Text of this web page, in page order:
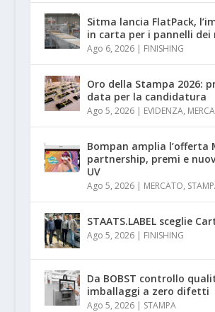
Sitma lancia FlatPack,
in carta per i pannelli dei
Ago 6, 2026| FINISHING
Oro della Stampa 2026:
data per la candidatura
Ago 5, 2026| EVIDENZA,
Bompan amplia l’offerta
partnership, premi e
UV
Ago 5, 2026| MERCATO,
STAATS.LABEL sceglie
Ago 5, 2026| FINISHING
Da BOBST controllo
imballaggi a zero difetti
Ago 5, 2026| STAMPA